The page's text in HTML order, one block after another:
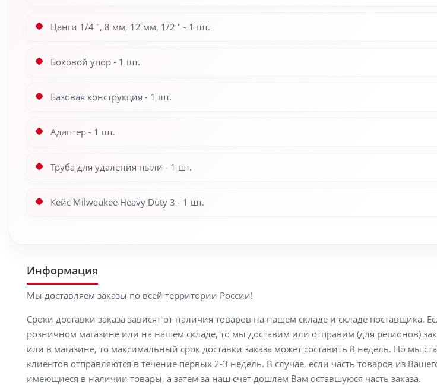
Цанги 1/4 ", 8 мм, 12 мм, 1/2 " - 1 шт.
Боковой упор - 1 шт.
Базовая конструкция - 1 шт.
Адаптер - 1 шт.
Труба для удаления пыли - 1 шт.
Кейс Milwaukee Heavy Duty 3 - 1 шт.
Информация
Мы доставляем заказы по всей территории России!
Сроки доставки заказа зависят от наличия товаров на нашем складе и складе
розничном магазине или на нашем складе, то мы доставим или отправим (для регионов)
или в магазине, то максимальный срок доставки заказа может составить 8 недель. Но мы
клиентов отправляются в течение первых 2-3 недель. В случае, если часть товаров из
имеющиеся в наличии товары, а затем за наш счет дошлем Вам оставшуюся часть заказа.